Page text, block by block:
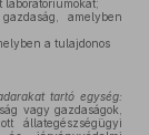
amelyben
a tulajdonos
tartó egység:
vagy gazdaságok,
állategészségügyi